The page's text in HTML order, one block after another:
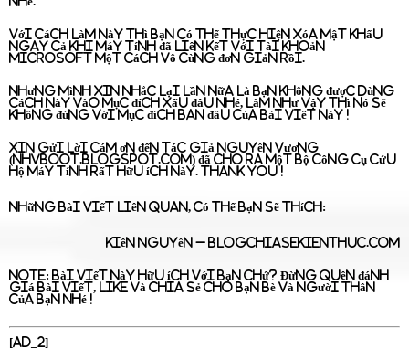
Với cách làm này thì bạn có thể thực hiện xóa mật khẩu
ngay cả khi máy tính đã liên kết với tài khoản
Microsoft một cách vô cùng đơn giản rồi.
Nhưng mình xin nhắc lại lần nữa là bạn không được dùng
cách này vào mục đích xấu đâu nhé, làm như vậy thì nó sẽ
không đúng với mục đích ban đầu của bài viết này !
Xin gửi lời cám ơn đến tác giả Nguyễn Vương
(nhvboot.blogspot.com) đã cho ra một bộ công cụ cứu
hộ máy tính rất hữu ích này. Thank you !
Những bài viết liên quan, có thể bạn sẽ thích:
Kiên Nguyễn – Blogchiasekienthuc.com
Note: Bài viết này hữu ích với bạn chứ? Đừng quên đánh
giá bài viết, like và chia sẻ cho bạn bè và người thân
của bạn nhé !
[ad_2]